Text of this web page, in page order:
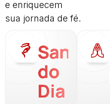
e enriquecem
sua jornada de fé.
Santo
do
Dia